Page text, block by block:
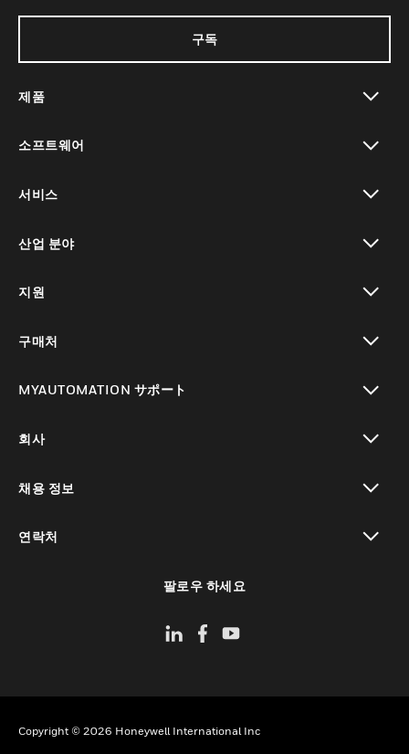
구독
제품
소프트웨어
서비스
산업 분야
지원
구매처
MYAUTOMATION サポート
회사
채용 정보
연락처
팔로우 하세요
Copyright © 2026 Honeywell International Inc